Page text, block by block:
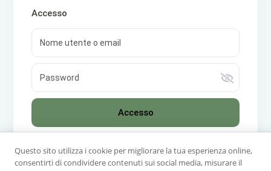
Accesso
Accesso
password?
Questo sito utilizza i cookie per migliorare la tua esperienza online,
consentirti di condividere contenuti sui social media, misurare il